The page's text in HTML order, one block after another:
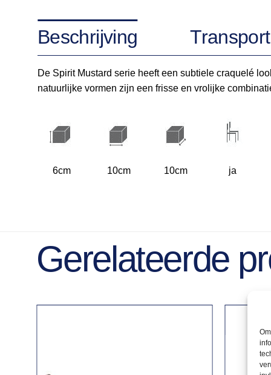
Beschrijving Transport
De Spirit Mustard serie heeft een subtiele craquelé
natuurlijke vormen zijn een frisse en vrolijke
6cm 10cm 10cm ja
Gerelateerde